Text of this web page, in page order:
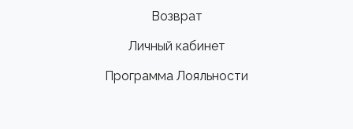
Возврат
Личный кабинет
Программа Лояльности